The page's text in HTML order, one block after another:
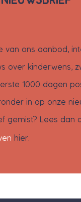
van ons aanbod,
over kinderwens,
1000 dagen
in op onze
gemist? Lees dan
hier.